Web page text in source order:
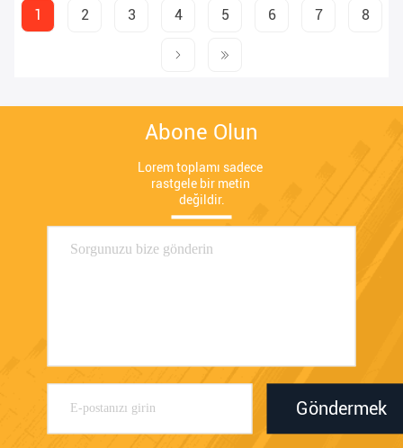
1 2 3 4 5 6 7 8
Abone Olun
Lorem toplamı sadece
rastgele bir metin
değildir.
Göndermek